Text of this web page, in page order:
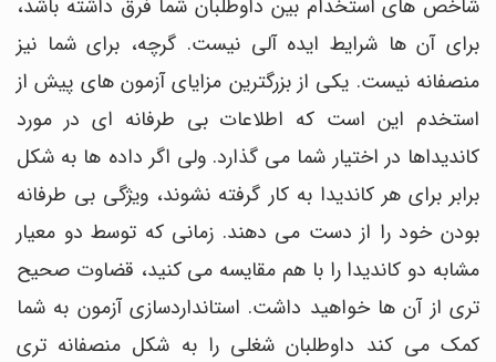
شاخص های استخدام بین داوطلبان شما فرق داشته باشد،
برای آن ها شرایط ایده آلی نیست. گرچه، برای شما نیز
منصفانه نیست. یکی از بزرگترین مزایای آزمون های پیش از
استخدم این است که اطلاعات بی طرفانه ای در مورد
کاندیداها در اختیار شما می گذارد. ولی اگر داده ها به شکل
برابر برای هر کاندیدا به کار گرفته نشوند، ویژگی بی طرفانه
بودن خود را از دست می دهند. زمانی که توسط دو معیار
مشابه دو کاندیدا را با هم مقایسه می کنید، قضاوت صحیح
تری از آن ها خواهید داشت. استانداردسازی آزمون به شما
کمک می کند داوطلبان شغلی را به شکل منصفانه تری